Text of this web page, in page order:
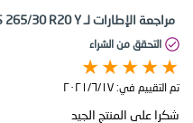
مراجعة الإطارات لـ Michelin Pilot Sport 4 S 265/30 R20 Y
التحقق من الشراء
تم التقييم في: ١٧‏/٦‏/٢٠٢١
شكرا على المنتج الجيد